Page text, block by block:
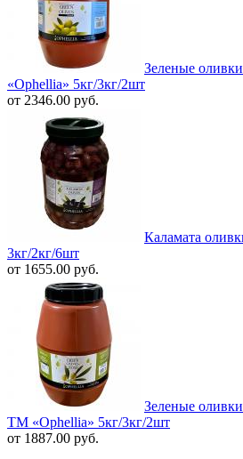
Зеленые
«Ophellia» 5кг/3кг/2шт
от 2346.00 руб.
Каламата
3кг/2кг/6шт
от 1655.00 руб.
Зеленые
ТМ «Ophellia» 5кг/3кг/2шт
от 1887.00 руб.